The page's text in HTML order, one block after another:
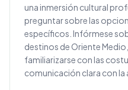
una inmersión cultural
preguntar sobre las
específicos. Infórmese
destinos de Oriente
familiarizarse con las
comunicación clara con la